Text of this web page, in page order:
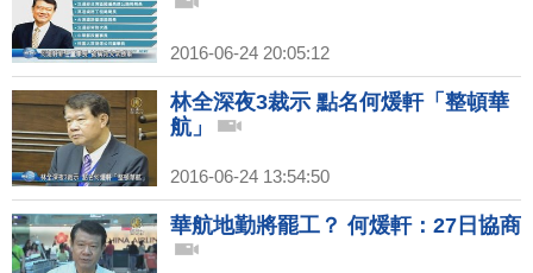
2016-06-24 20:05:12
林全深夜3裁示 點名何煖軒「整頓華
航」
2016-06-24 13:54:50
華航地勤將罷工？ 何煖軒：27日協商